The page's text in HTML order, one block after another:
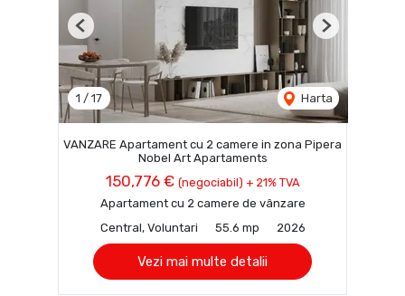
1 / 17 Harta
Previous Next
VANZARE Apartament cu 2 camere in zona Pipera
Nobel Art Apartaments
150,776 € (negociabil) + 21% TVA
Apartament cu 2 camere de vânzare
Central, Voluntari
55.6 mp 2026
Vezi mai multe detalii